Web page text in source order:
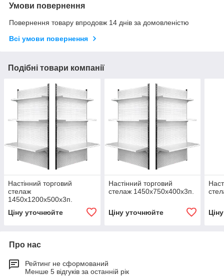
Умови повернення
Повернення товару впродовж 14 днів за домовленістю
Всі умови повернення
Подібні товари компанії
Настінний торговий
стелаж
1450х1200х500х3п.
Ціну уточнюйте
Настінний торговий
стелаж 1450х750х400х3п.
Ціну уточнюйте
Про нас
Рейтинг не сформований
Менше 5 відгуків за останній рік